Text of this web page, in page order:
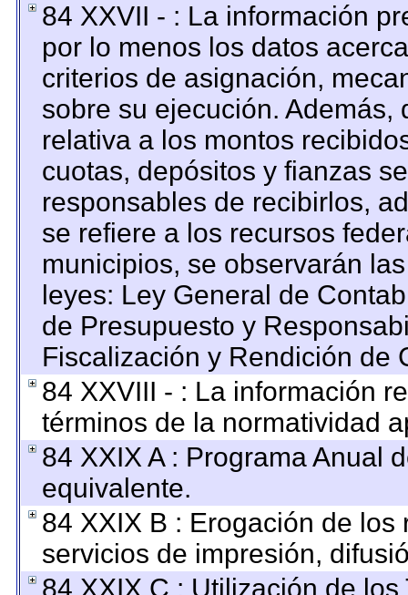
84 XXVII - : La información
por lo menos los datos
criterios de asignación,
sobre su ejecución.
relativa a los montos
cuotas, depósitos y fianzas
responsables de recibirlos,
se refiere a los recursos
municipios, se observarán
leyes: Ley General de
de Presupuesto y
Fiscalización y Rendición de
84 XXVIII - : La información
términos de la normatividad
84 XXIX A : Programa Anual
equivalente.
84 XXIX B : Erogación de
servicios de impresión,
84 XXIX C : Utilización de